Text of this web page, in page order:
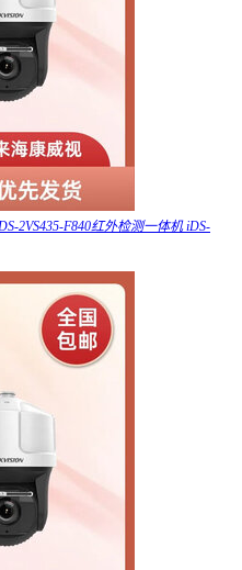
2VS435-F840红外检测一体机 iDS-